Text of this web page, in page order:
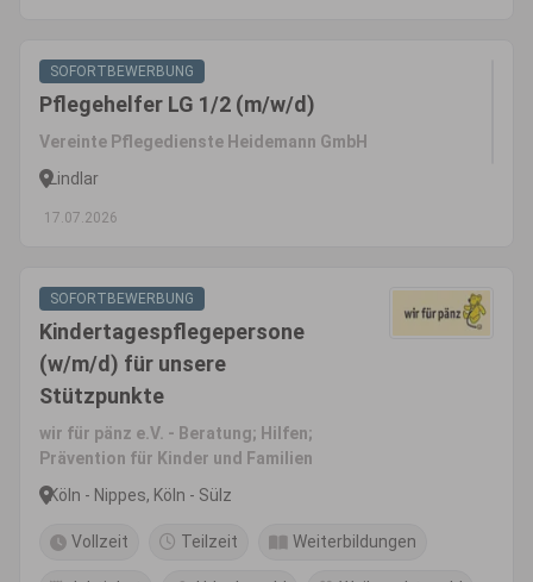
SOFORTBEWERBUNG
Pflegehelfer LG 1/2 (m/w/d)
Vereinte Pflegedienste Heidemann GmbH
Lindlar
17.07.2026
SOFORTBEWERBUNG
Kindertagespflegepersone
(w/m/d) für unsere
Stützpunkte
wir für pänz e.V. - Beratung; Hilfen;
Prävention für Kinder und Familien
Köln - Nippes, Köln - Sülz
Vollzeit Teilzeit Weiterbildungen